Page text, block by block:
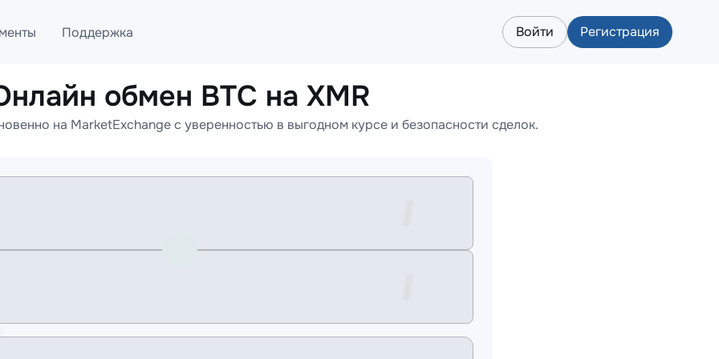
Поддержка
Telegram
Онлайн помощь
Войти Регистрация
обмен BTC на XMR
на MarketExchange с уверенностью в выгодном курсе и безопасности сделок.